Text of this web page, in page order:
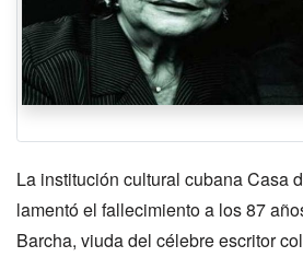
La institución cultural cubana Casa
lamentó el fallecimiento a los 87
Barcha, viuda del célebre escritor